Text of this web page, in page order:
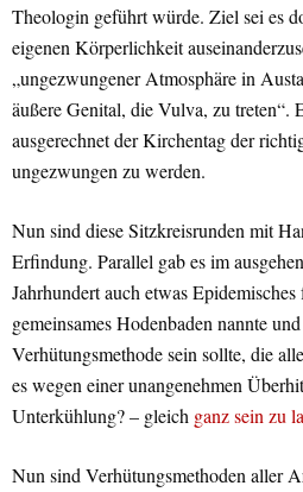
Theologin geführt würde. Ziel sei es
eigenen Körperlichkeit
„ungezwungener Atmosphäre in
äußere Genital, die Vulva, zu treten“.
ausgerechnet der Kirchentag der
ungezwungen zu werden.
Nun sind diese Sitzkreisrunden mit
Erfindung. Parallel gab es im
Jahrhundert auch etwas
gemeinsames Hodenbaden nannte
Verhütungsmethode sein sollte, die
es wegen einer unangenehmen
Unterkühlung? – gleich ganz sein zu
Nun sind Verhütungsmethoden aller